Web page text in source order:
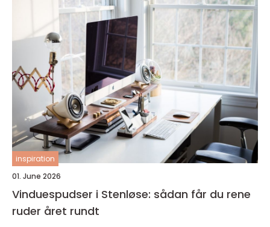
inspiration
01. June 2026
Vinduespudser i Stenløse: sådan får du rene
ruder året rundt